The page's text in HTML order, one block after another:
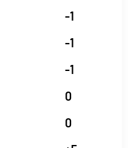
-1
-1
-1
0
0